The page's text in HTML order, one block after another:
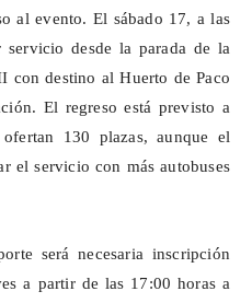
al evento. El sábado 17, a las
desde la parada de la
con destino al Huerto de Paco
El regreso está previsto a
130 plazas, aunque el
el servicio con más autobuses
será necesaria inscripción
a partir de las 17:00 horas a